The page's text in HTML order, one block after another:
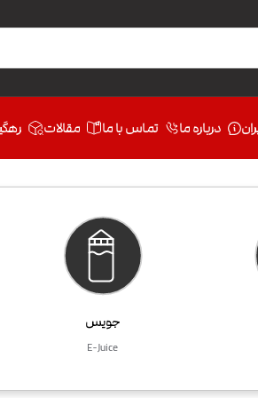
درباره ما تماس با ما مقالات
جویس
E-Juice